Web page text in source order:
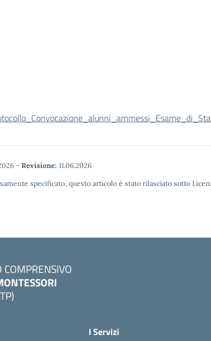
- Revisione: 11.06.2026
specificato, questo articolo è stato rilasciato sotto
COMPRENSIVO
I Servizi